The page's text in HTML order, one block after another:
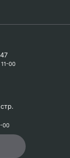
00
00